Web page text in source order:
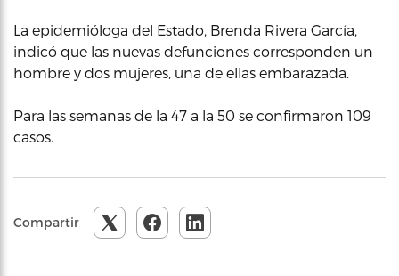
La epidemióloga del Estado, Brenda Rivera García,
indicó que las nuevas defunciones corresponden un
hombre y dos mujeres, una de ellas embarazada.
Para las semanas de la 47 a la 50 se confirmaron 109
casos.
Compartir